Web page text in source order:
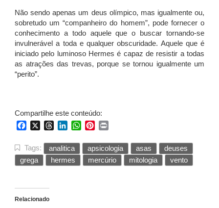
Não sendo apenas um deus olímpico, mas igualmente ou,
sobretudo um “companheiro do homem”, pode fornecer o
conhecimento a todo aquele que o buscar tornando-se
invulnerável a toda e qualquer obscuridade. Aquele que é
iniciado pelo luminoso Hermes é capaz de resistir a todas
as atrações das trevas, porque se tornou igualmente um
“perito”.
Compartilhe este conteúdo:
FacebookThreadsLinkedInWhatsApp
Pinterest
Tags: analitica apsicologia asas
deuses
grega
hermes mercúrio mitologia vento
Relacionado